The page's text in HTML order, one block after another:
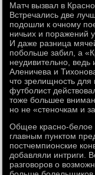
Матч вызвал в
Встречались две
подошли к очному
ничьих и поражений
И даже разница
побольше забил, а
неудивительно,
Аленичева и
что зрелищность для
футболист
тоже большее
но не «стеночкам и
Общее красно-белое
главным пунктом
постчемпионские
добавляли интриги.
разговоров о